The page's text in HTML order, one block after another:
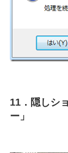
11．隠しシ
ー」